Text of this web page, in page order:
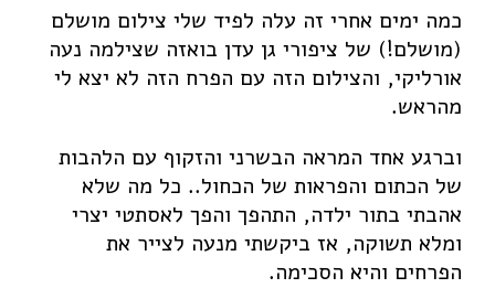
Paintings for Purchase
Prints for Purchase
Contact Us
FacebookInstagramYoutube
כמה ימים אחרי זה עלה לפיד שלי צילום מושלם
(מושלם!) של ציפורי גן עדן בואזה שצילמה נעה
אורליקי, והצילום הזה עם הפרח הזה לא יצא לי
מהראש.
וברגע אחד המראה הבשרני והזקוף עם הלהבות
של הכתום והפראות של הכחול.. כל מה שלא
אהבתי בתור ילדה, התהפך והפך לאסתטי יצרי
ומלא תשוקה, אז ביקשתי מנעה לצייר את
הפרחים והיא הסכימה.